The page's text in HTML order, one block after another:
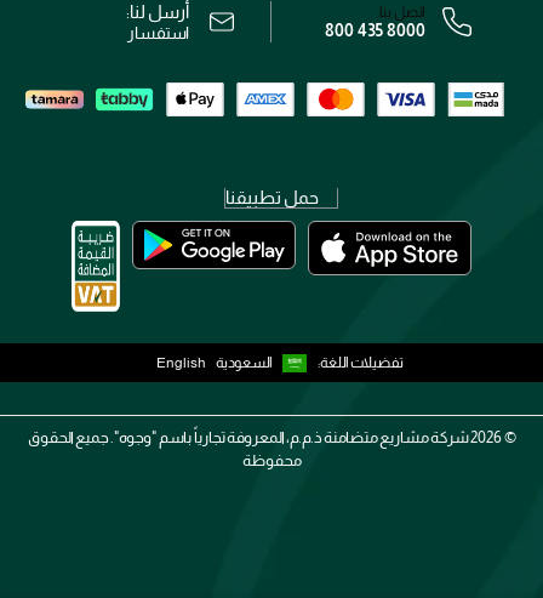
رقم السجل التجاري: 7013320481 — صادر من وزارة التجارة
اتصل بنا:
800 435 8000
أرسل لنا:
استفسار
حمل تطبيقنا
تفضيلات اللغة: السعودية English
2026 ©شركة مشاريع متضامنة ذ.م.م، المعروفة تجارياً باسم "وجوه". جميع الحقوق
محفوظة